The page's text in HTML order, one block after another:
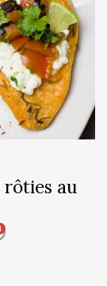
au